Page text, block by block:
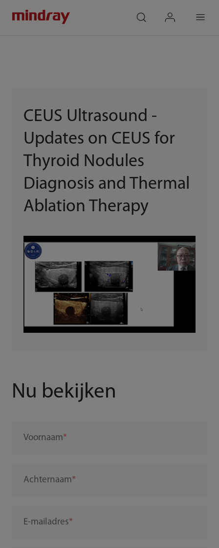
CEUS Ultrasound -
Updates on CEUS for
Thyroid Nodules
Diagnosis and Thermal
Ablation Therapy
Nu bekijken
Voornaam
Achternaam
E-mailadres